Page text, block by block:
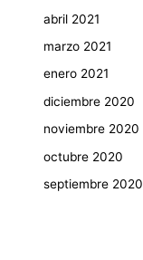
abril 2021
marzo 2021
enero 2021
diciembre 2020
noviembre 2020
octubre 2020
septiembre 2020